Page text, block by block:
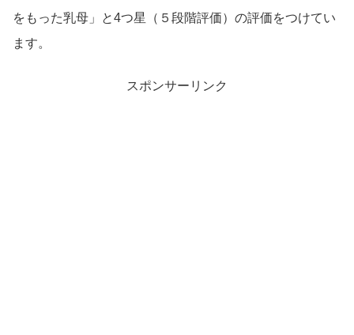
をもった乳母」と4つ星（５段階評価）の評価をつけてい
ます。
スポンサーリンク